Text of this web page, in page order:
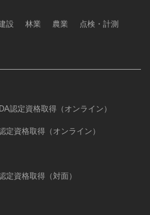
設 林業 農業 点検・計測
認定資格取得（オンライン）
資格取得（オンライン）
定資格取得（対面）